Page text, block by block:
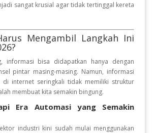
sangat krusial agar tidak tertinggal kereta
Mengambil Langkah Ini
informasi bisa didapatkan hanya dengan
pintar masing-masing. Namun, informasi
di internet seringkali tidak memiliki struktur
membuat kita semakin bingung.
Era Automasi yang Semakin
industri kini sudah mulai menggunakan